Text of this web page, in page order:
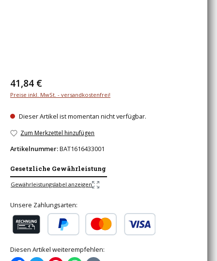
Regulärer Preis:
41,84 €
Preise inkl. MwSt. - versandkostenfrei!
Dieser Artikel ist momentan nicht verfügbar.
Zum Merkzettel hinzufügen
Artikelnummer:BAT1616433001
Gesetzliche Gewährleistung
Gewährleistungslabel anzeigen
Unsere Zahlungsarten:
Diesen Artikel weiterempfehlen: